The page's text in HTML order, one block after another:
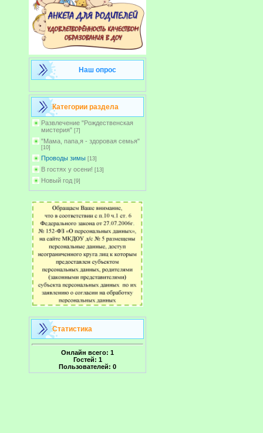
Наш опрос
Категории раздела
Развлечение "Рождественская
мистерия" [7]
"Мама, папа,я - здоровая семья"
[10]
Проводы зимы [13]
В гостях у осени! [13]
Новый год [9]
Статистика
Онлайн всего: 1
Гостей: 1
Пользователей: 0